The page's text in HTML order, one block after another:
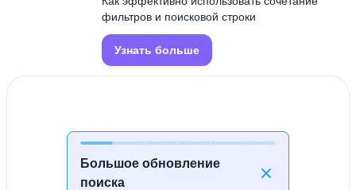
Большое обновление
поиска
фильтров и поисковой строки
Узнать больше